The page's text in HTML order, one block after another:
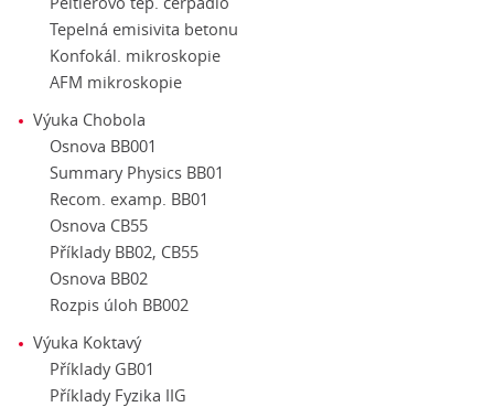
Tepelná emisivita betonu
Konfokál. mikroskopie
AFM mikroskopie
Výuka Chobola
Osnova BB001
Summary Physics BB01
Recom. examp. BB01
Osnova CB55
Příklady BB02, CB55
Osnova BB02
Rozpis úloh BB002
Výuka Koktavý
Příklady GB01
Příklady Fyzika IIG